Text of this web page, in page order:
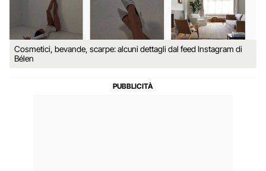
Cosmetici, bevande, scarpe: alcuni dettagli dal feed Instagram di
Bélen